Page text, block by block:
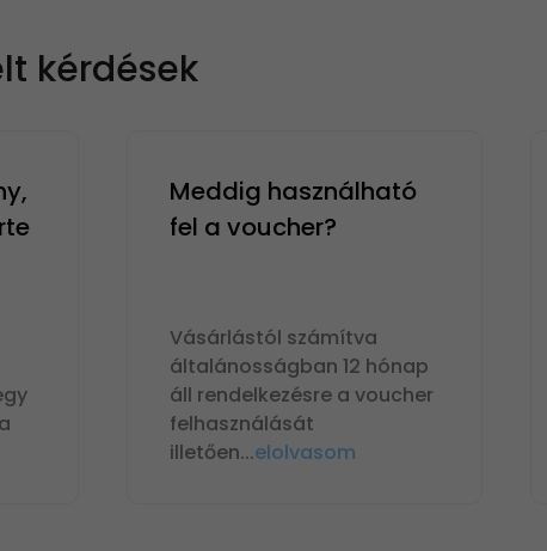
kérdések
Meddig használható
fel a voucher?
Vásárlástól számítva
általánosságban 12 hónap
áll rendelkezésre a voucher
felhasználását
illetően...elolvasom